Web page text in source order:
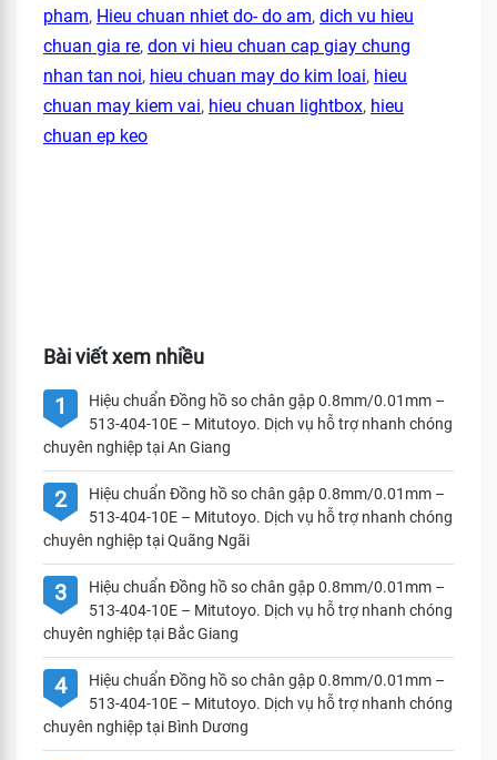
pham, Hieu chuan nhiet do- do am, dich vu hieu
chuan gia re, don vi hieu chuan cap giay chung
nhan tan noi, hieu chuan may do kim loai, hieu
chuan may kiem vai, hieu chuan lightbox, hieu
chuan ep keo
Bài viết xem nhiều
1
Hiệu chuẩn Đồng hồ so chân gập 0.8mm/0.01mm –
513-404-10E – Mitutoyo. Dịch vụ hỗ trợ nhanh chóng
chuyên nghiệp tại An Giang
2
Hiệu chuẩn Đồng hồ so chân gập 0.8mm/0.01mm –
513-404-10E – Mitutoyo. Dịch vụ hỗ trợ nhanh chóng
chuyên nghiệp tại Quãng Ngãi
3
Hiệu chuẩn Đồng hồ so chân gập 0.8mm/0.01mm –
513-404-10E – Mitutoyo. Dịch vụ hỗ trợ nhanh chóng
chuyên nghiệp tại Bắc Giang
4
Hiệu chuẩn Đồng hồ so chân gập 0.8mm/0.01mm –
513-404-10E – Mitutoyo. Dịch vụ hỗ trợ nhanh chóng
chuyên nghiệp tại Bình Dương